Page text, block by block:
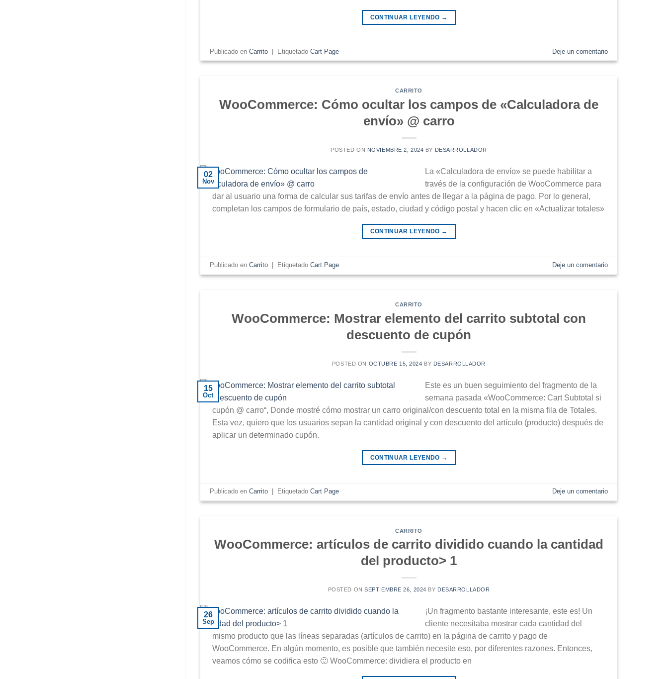
CONTINUAR LEYENDO →
Publicado enCarrito | EtiquetadoCart Page Deje un comentario
CARRITO
WooCommerce: Cómo ocultar los campos de «Calculadora de
envío» @ carro
POSTED ON NOVIEMBRE 2, 2024 BY DESARROLLADOR
02
Nov
La «Calculadora de envío» se puede habilitar a
través de la configuración de WooCommerce para
dar al usuario una forma de calcular sus tarifas de envío antes de llegar a la página de pago. Por lo general,
completan los campos de formulario de país, estado, ciudad y código postal y hacen clic en «Actualizar totales»
CONTINUAR LEYENDO →
Publicado enCarrito EtiquetadoCart Page Deje un comentario
CARRITO
WooCommerce: Mostrar elemento del carrito subtotal con
descuento de cupón
POSTED ON OCTUBRE 15, 2024 BY DESARROLLADOR
15
Oct
Este es un buen seguimiento del fragmento de la
semana pasada «WooCommerce: Cart Subtotal si
cupón @ carro“, Donde mostré cómo mostrar un carro original/con descuento total en la misma fila de Totales.
Esta vez, quiero que los usuarios sepan la cantidad original y con descuento del artículo (producto) después de
aplicar un determinado cupón.
CONTINUAR LEYENDO →
Publicado enCarrito EtiquetadoCart Page Deje un comentario
CARRITO
WooCommerce: artículos de carrito dividido cuando la cantidad
del producto> 1
POSTED ONSEPTIEMBRE 26, 2024 BY DESARROLLADOR
26
Sep
¡Un fragmento bastante interesante, este es! Un
cliente necesitaba mostrar cada cantidad del
mismo producto que las líneas separadas (artículos de carrito) en la página de carrito y pago de
WooCommerce. En algún momento, es posible que también necesite eso, por diferentes razones. Entonces,
veamos cómo se codifica esto 🙂 WooCommerce: dividiera el producto en